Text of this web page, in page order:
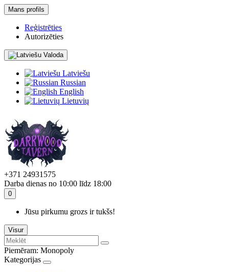
Mans profils
Reģistrēties
Autorizēties
Valoda
Latviešu
Russian
English
Lietuvių
+371 24931575
Darba dienas no 10:00 līdz 18:00
0
Jūsu pirkumu grozs ir tukšs!
Visur
Piemēram: Monopoly
Kategorijas